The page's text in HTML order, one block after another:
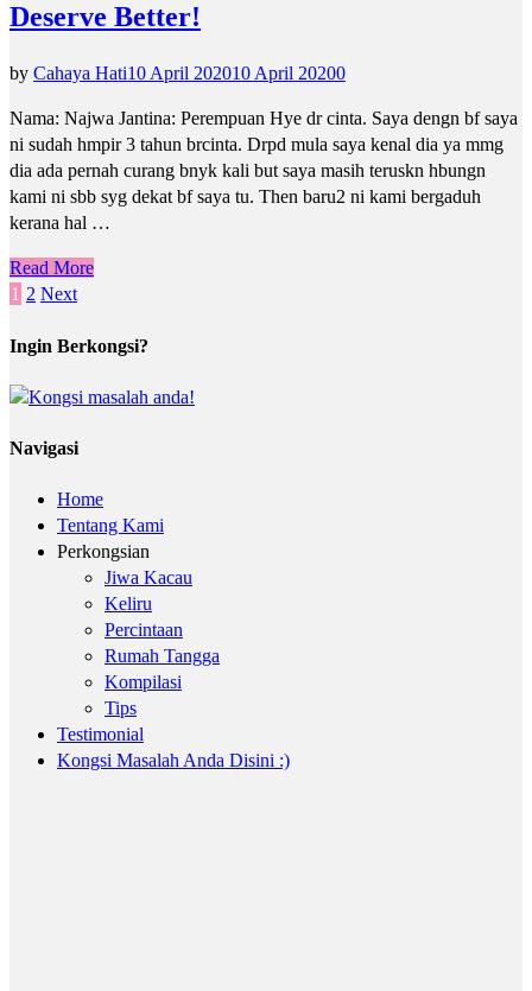
Deserve Better!
by Cahaya Hati10 April 202010 April 20200
Nama: Najwa Jantina: Perempuan Hye dr cinta. Saya dengn bf saya
ni sudah hmpir 3 tahun brcinta. Drpd mula saya kenal dia ya mmg
dia ada pernah curang bnyk kali but saya masih teruskn hbungn
kami ni sbb syg dekat bf saya tu. Then baru2 ni kami bergaduh
kerana hal …
Read More
Posts
pagination
1 2 Next
Ingin Berkongsi?
Navigasi
Home
Tentang Kami
Perkongsian
Jiwa Kacau
Keliru
Percintaan
Rumah Tangga
Kompilasi
Tips
Testimonial
Kongsi Masalah Anda Disini :)